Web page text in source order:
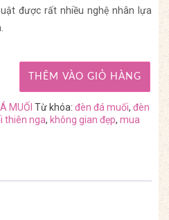
được rất nhiều nghệ nhân lựa
THÊM VÀO GIỎ HÀNG
MUỐI Từ khóa: đèn đá muối, đèn
thiên nga, không gian đẹp, mua